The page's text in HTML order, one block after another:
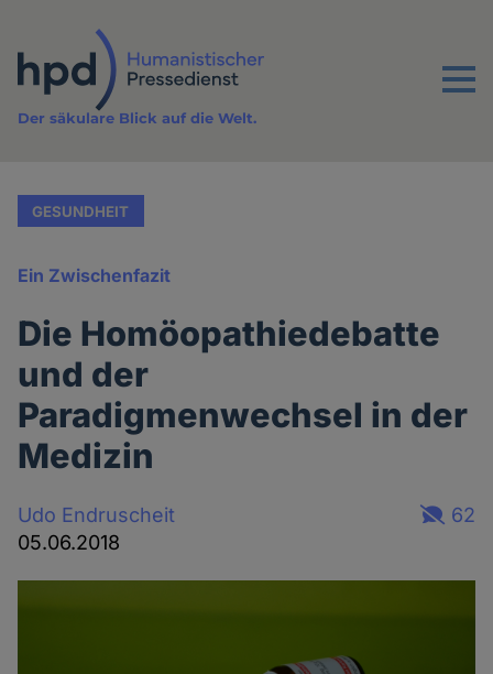
Inhalt
Menu
Der säkulare Blick auf die Welt.
GESUNDHEIT
Ein Zwischenfazit
Die Homöopathiedebatte
und der
Paradigmenwechsel in der
Medizin
Udo Endruscheit
05.06.2018
62